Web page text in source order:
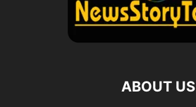
ABOUT US